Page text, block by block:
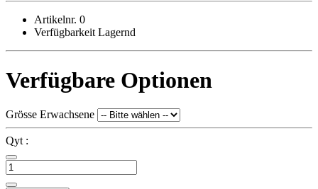
Artikelnr. 0
Verfügbarkeit Lagernd
Verfügbare Optionen
Grösse Erwachsene
Qyt :